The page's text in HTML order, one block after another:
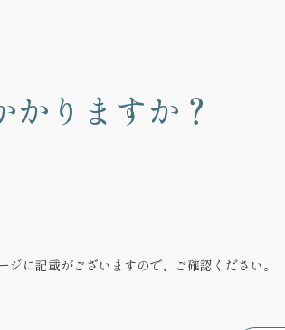
りますか？
に記載がございますので、ご確認ください。